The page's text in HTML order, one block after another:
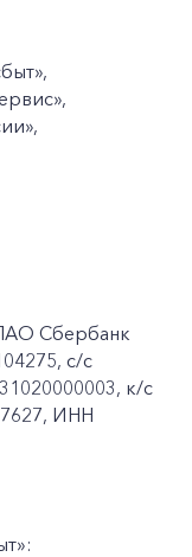
Сбербанк
с/с
к/c
ИНН